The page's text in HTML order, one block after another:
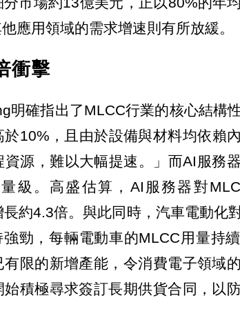
應用領域的需求增速則有所放緩。
衝擊
明確指出了MLCC行業的核心結構
10%，且由於設備與材料均依賴
源，難以大幅提速。」而AI服務
級。高盛估算，AI服務器對
約4.3倍。與此同時，汽車電動化
勁，每輛電動車的MLCC用量持
限的新增產能，令消費電子領域
積極尋求簽訂長期供貨合同，以